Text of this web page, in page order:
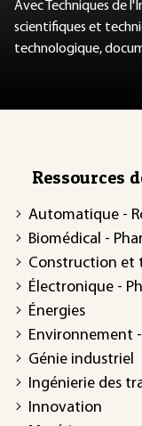
Avec Techniques de
scientifiques et
technologique,
Ressources
Automatique -
Biomédical -
Construction et
Électronique -
Énergies
Environnement
Génie industriel
Ingénierie des
Innovation